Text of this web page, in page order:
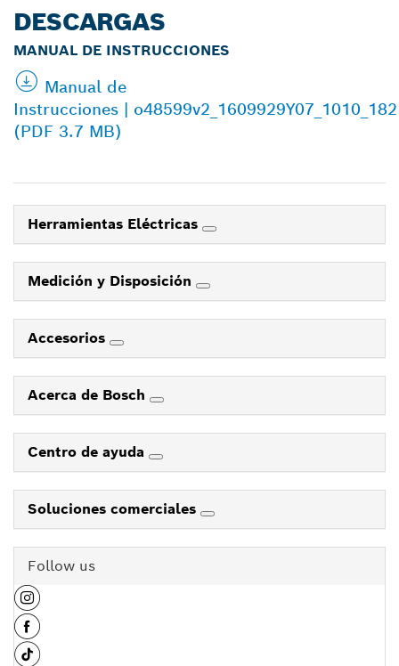
DESCARGAS
MANUAL DE INSTRUCCIONES
Manual de
Instrucciones |
(PDF 3.7 MB)
Herramientas Eléctricas
Medición y Disposición
Accesorios
Acerca de Bosch
Centro de ayuda
Soluciones comerciales
Follow us